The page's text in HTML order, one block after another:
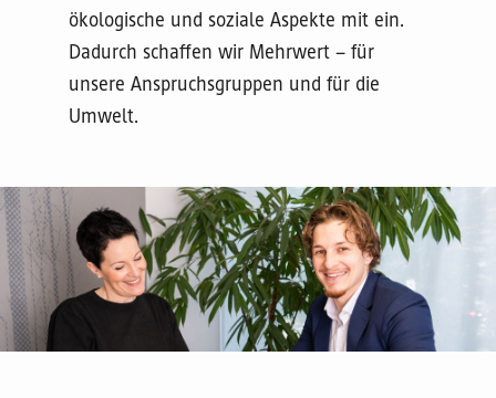
ökologische und soziale Aspekte mit ein.
Dadurch schaffen wir Mehrwert – für
unsere Anspruchsgruppen und für die
Umwelt.